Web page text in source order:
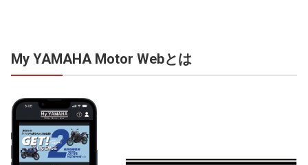
My YAMAHA Motor Webとは